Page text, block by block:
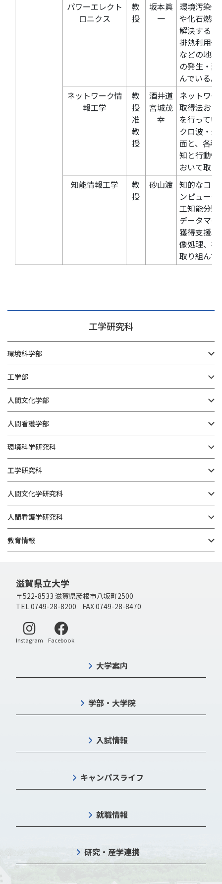
工学研究科
環境科学部
工学部
人間文化学部
人間看護学部
環境科学研究科
工学研究科
人間文化学研究科
人間看護学研究科
教育情報
パワーエレクト
ロニクス
教
授
坂本眞
一
環境汚染や
や化石燃料
解決するた
排熱利用発
などの地
の発生・
んでいる。
ネットワーク情
報工学
教
授
准
教
授
酒井道
宮城茂
幸
ネットワ
取得法およ
を行ってい
クロ波・
面と、各
知と行動情
おいて取り
知能情報工学
教
授
砂山渡 知的なコン
ンピュー
工知能分野
データマ
獲得支援
像処理、複
取り組んで
滋賀県立大学
〒522-8533 滋賀県彦根市八坂町2500
TEL 0749-28-8200 FAX 0749-28-8470
Instagram 別ウィンドウで開く
Facebook別ウィンドウで開く
大学案内
学部・大学院
入試情報
キャンパスライフ
就職情報
研究・産学連携